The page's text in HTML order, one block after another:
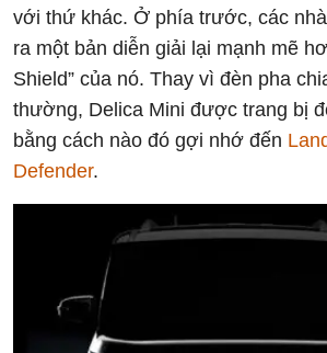
với thứ khác. Ở phía trước, các
ra một bản diễn giải lại mạnh mẽ
Shield” của nó. Thay vì đèn pha
thường, Delica Mini được trang bị
bằng cách nào đó gợi nhớ đến
Defender.